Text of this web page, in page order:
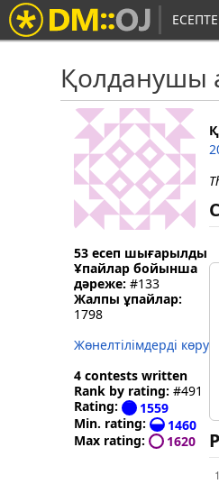
Қолданушы
53 есеп шығарылды
Ұпайлар бойынша
дәреже: #133
Жалпы ұпайлар:
1798
Жөнелтілімдерді көру
4 contests written
Rank by rating: #491
Rating:
1559
Min. rating:
1460
Max rating:
1620